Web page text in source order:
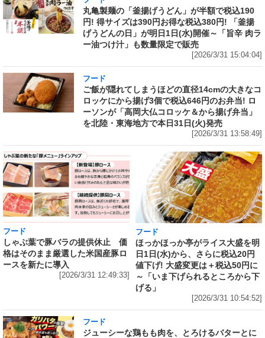
丸亀製麺の「釜揚げうどん」が半額で税込190
円! 得サイズは390円お得な税込380円! 「釜揚
げうどんの日」が明日1日(水)開催～「旨辛 肉ラ
ー油つけ汁」も数量限定で販売
[2026/3/31 15:04:04]
フード
ご飯が隠れてしまうほどの直径14cmの大きなコ
ロッケにから揚げ3個で税込646円のお弁当! ロ
ーソンが「高岡大仏コロッケ＆から揚げ弁当」
を北陸・東海地方で本日31日(火)発売
[2026/3/31 13:58:49]
フード
しゃぶ葉で豚バラの提供休止 価
格はそのまま厳選した米国産豚ロ
ースを新たに導入
[2026/3/31 12:49:33]
フード
ほっかほっか亭がライス大盛を明
日1日(水)から、さらに税込20円
値下げ! 大盛変更は＋税込50円に
～「いま下げられるところから下
げる」
[2026/3/31 10:54:52]
フード
ジューシーな鶏もも肉を、とろけるバターとに